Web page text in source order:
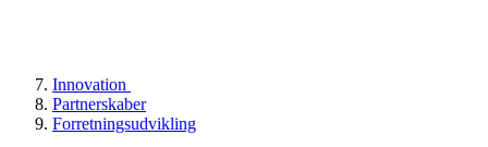
Innovation
Partnerskaber
Forretningsudvikling